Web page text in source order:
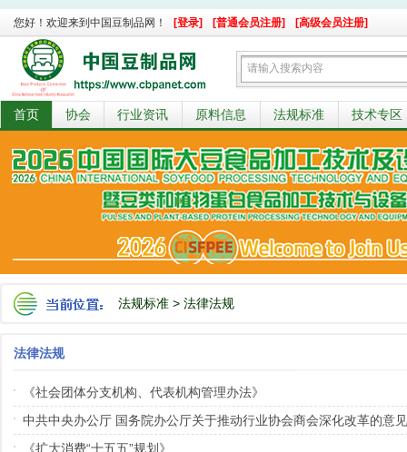
您好！欢迎来到中国豆制品网！ [登录] [普通会员注册] [高级会员注册]
首页 协会 行业资讯 原料信息 法规标准 技术专区
法规标准 > 法律法规
法律法规
《社会团体分支机构、代表机构管理办法》
中共中央办公厅 国务院办公厅关于推动行业协会商会深化改革的意见
《扩大消费“十五五”规划》